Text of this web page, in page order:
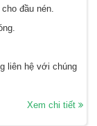
đầu nén.
liên hệ với chúng
Xem chi tiết